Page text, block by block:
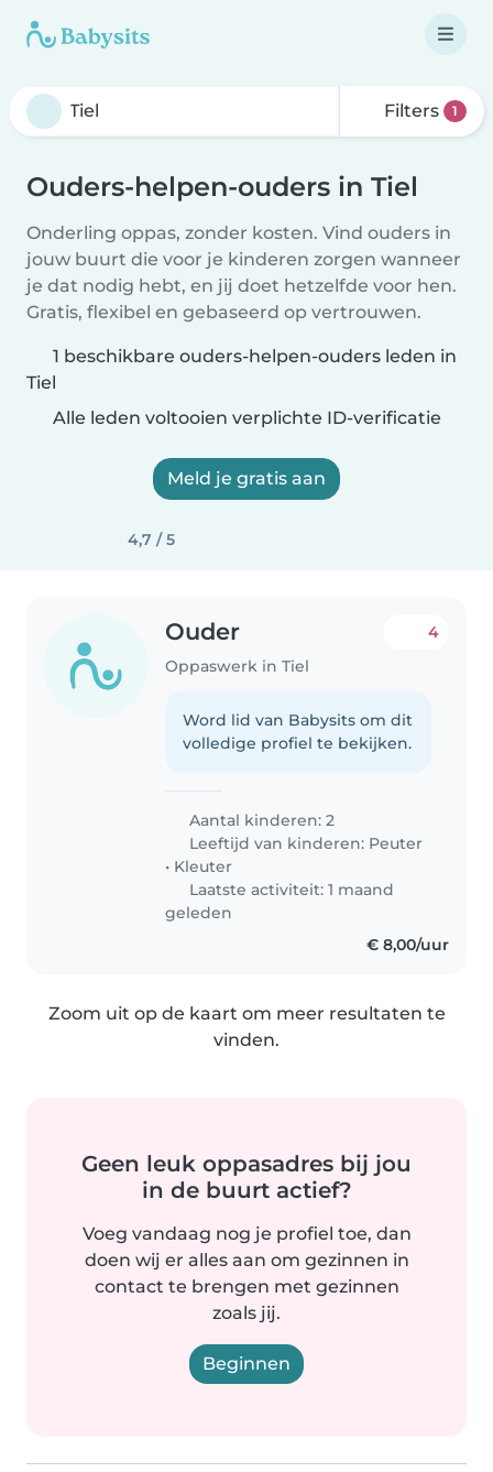
Filters 1
Ouders-helpen-ouders in Tiel
Onderling oppas, zonder kosten. Vind ouders in
jouw buurt die voor je kinderen zorgen wanneer
je dat nodig hebt, en jij doet hetzelfde voor hen.
Gratis, flexibel en gebaseerd op vertrouwen.
1 beschikbare ouders-helpen-ouders leden in
Tiel
Alle leden voltooien verplichte ID-verificatie
Meld je gratis aan
4,7 / 5
Ouder
Oppaswerk in Tiel
4
Word lid van Babysits om dit
volledige profiel te bekijken.
Aantal kinderen: 2
Leeftijd van kinderen: Peuter
• Kleuter
Laatste activiteit: 1 maand
geleden
€ 8,00/uur
Zoom uit op de kaart om meer resultaten te
vinden.
Geen leuk oppasadres bij jou
in de buurt actief?
Voeg vandaag nog je profiel toe, dan
doen wij er alles aan om gezinnen in
contact te brengen met gezinnen
zoals jij.
Beginnen